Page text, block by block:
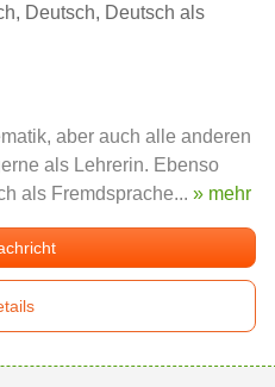
Deutsch, Deutsch als
aber auch alle anderen
als Lehrerin. Ebenso
als Fremdsprache... » mehr